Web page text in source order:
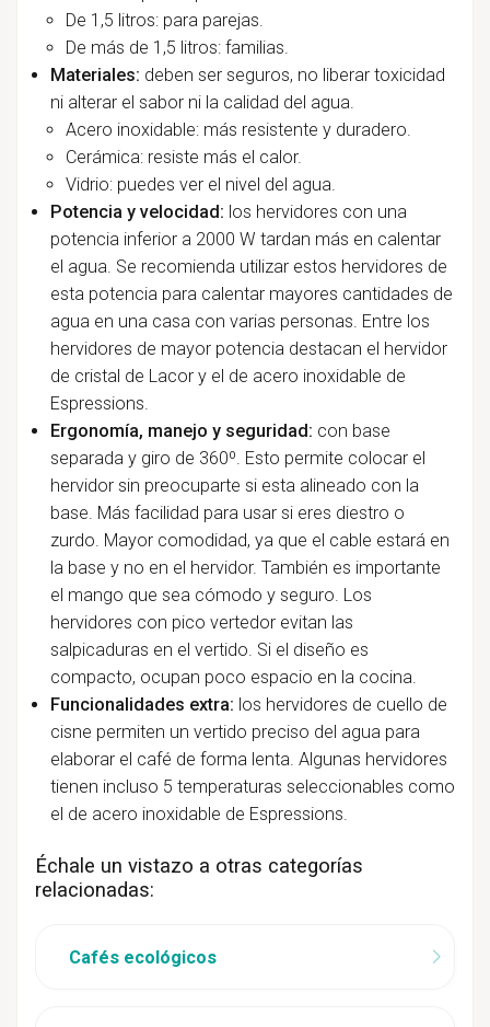
De 1,5 litros: para parejas.
De más de 1,5 litros: familias.
Materiales: deben ser seguros, no liberar toxicidad
ni alterar el sabor ni la calidad del agua.
Acero inoxidable: más resistente y duradero.
Cerámica: resiste más el calor.
Vidrio: puedes ver el nivel del agua.
Potencia y velocidad: los hervidores con una
potencia inferior a 2000 W tardan más en calentar
el agua. Se recomienda utilizar estos hervidores de
esta potencia para calentar mayores cantidades de
agua en una casa con varias personas. Entre los
hervidores de mayor potencia destacan el hervidor
de cristal de Lacor y el de acero inoxidable de
Espressions.
Ergonomía, manejo y seguridad: con base
separada y giro de 360º. Esto permite colocar el
hervidor sin preocuparte si esta alineado con la
base. Más facilidad para usar si eres diestro o
zurdo. Mayor comodidad, ya que el cable estará en
la base y no en el hervidor. También es importante
el mango que sea cómodo y seguro. Los
hervidores con pico vertedor evitan las
salpicaduras en el vertido. Si el diseño es
compacto, ocupan poco espacio en la cocina.
Funcionalidades extra: los hervidores de cuello de
cisne permiten un vertido preciso del agua para
elaborar el café de forma lenta. Algunas hervidores
tienen incluso 5 temperaturas seleccionables como
el de acero inoxidable de Espressions.
Échale un vistazo a otras categorías
relacionadas:
Cafés ecológicos